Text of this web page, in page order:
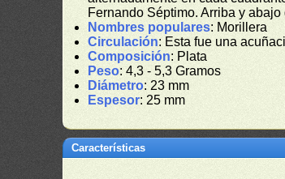
Fernando Séptimo. Arriba y
Nombres populares: Morillera
Circulación: Esta fue una
Composición: Plata
Peso: 4,3 - 5,3 Gramos
Diámetro: 23 mm
Espesor: 25 mm
Características